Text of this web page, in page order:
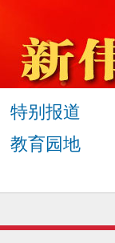
特别报道
教育园地